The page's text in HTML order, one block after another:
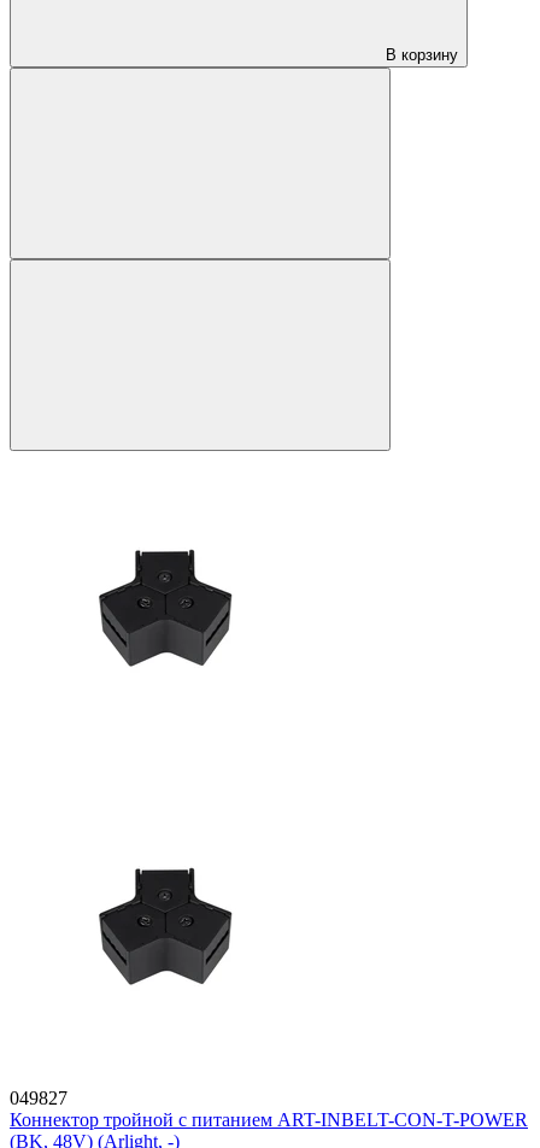
В корзину
049827
Коннектор тройной с питанием ART-INBELT-CON-T-POWER
(BK, 48V) (Arlight, -)